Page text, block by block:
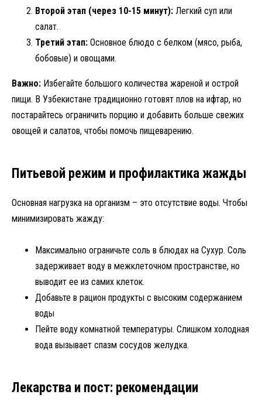
Второй этап (через 10-15 минут): Легкий суп или
салат.
Третий этап: Основное блюдо с белком (мясо, рыба,
бобовые) и овощами.
Важно: Избегайте большого количества жареной и острой
пищи. В Узбекистане традиционно готовят плов на ифтар, но
постарайтесь ограничить порцию и добавить больше свежих
овощей и салатов, чтобы помочь пищеварению.
Питьевой режим и профилактика жажды
Основная нагрузка на организм – это отсутствие воды. Чтобы
минимизировать жажду:
Максимально ограничьте соль в блюдах на Сухур. Соль
задерживает воду в межклеточном пространстве, но
выводит ее из самих клеток.
Добавьте в рацион продукты с высоким содержанием
воды
Пейте воду комнатной температуры. Слишком холодная
вода вызывает спазм сосудов желудка.
Лекарства и пост: рекомендации